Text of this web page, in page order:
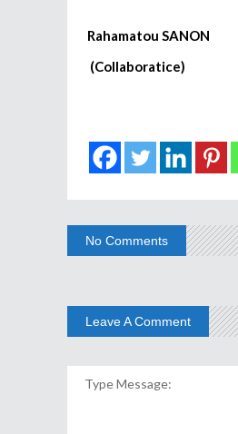
Rahamatou SANON
(Collaboratice)
No Comments
Leave A Comment